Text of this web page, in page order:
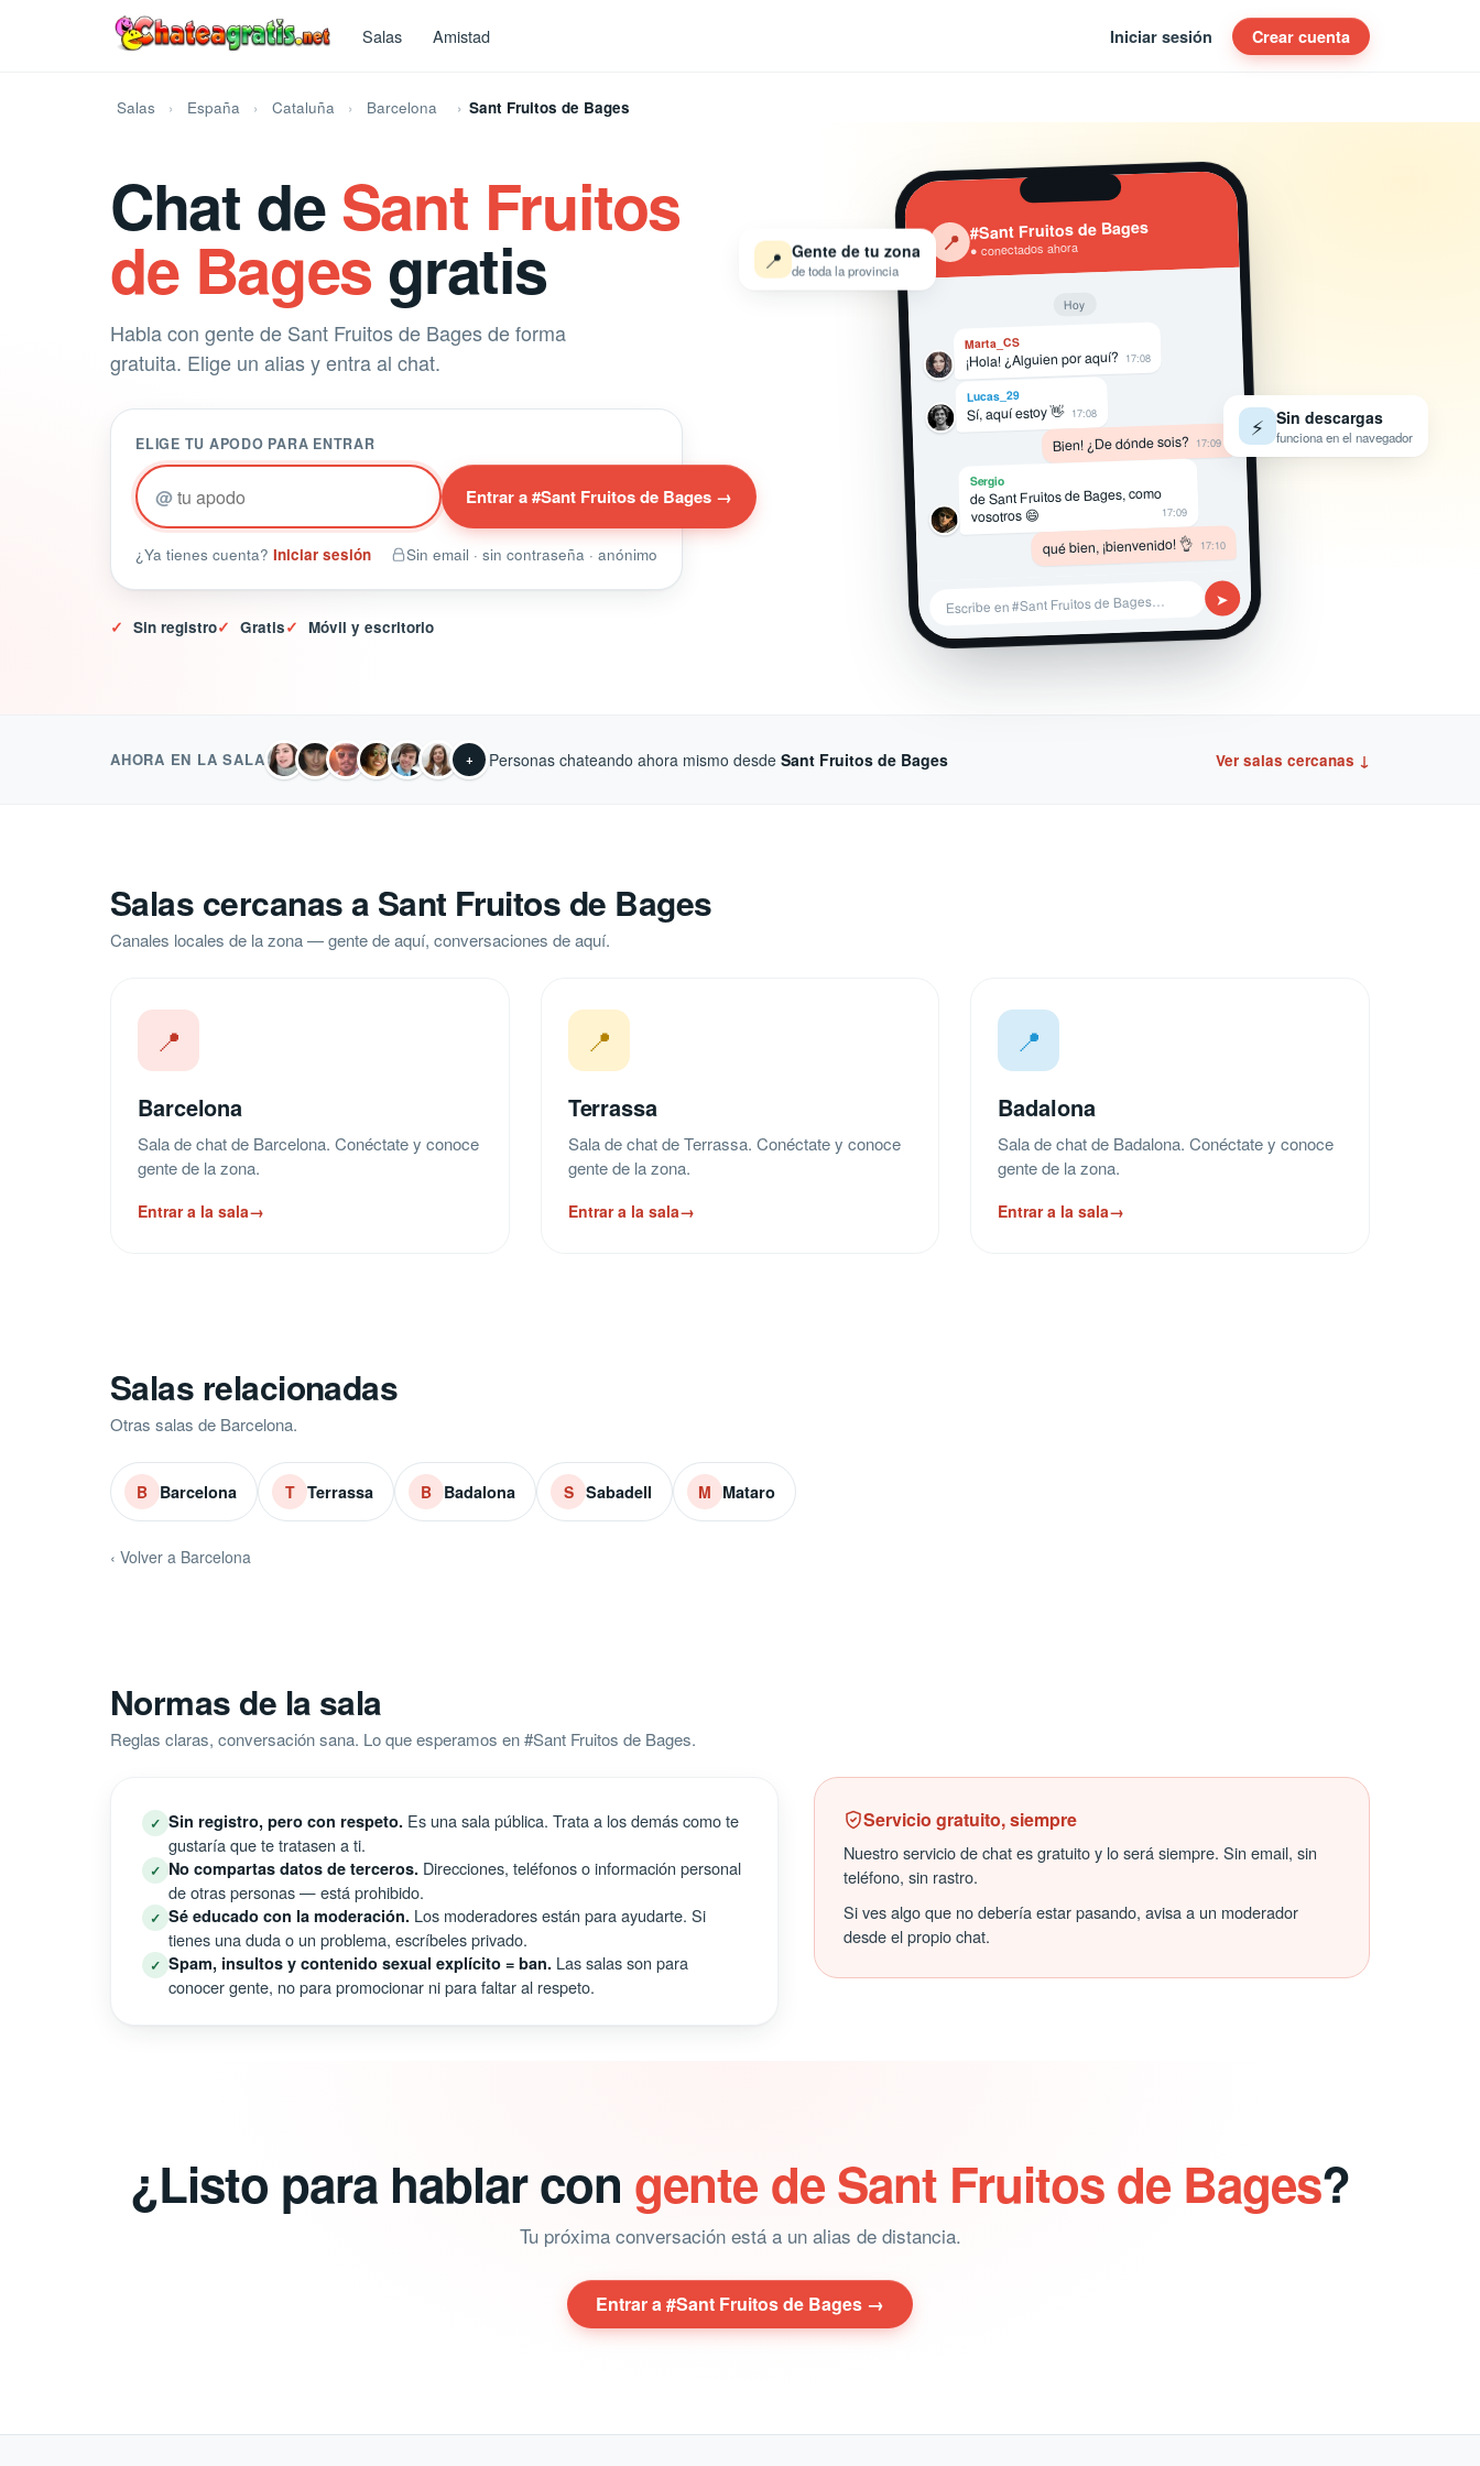
Salas Amistad Iniciar sesión Crear cuenta
Salas España Cataluña Barcelona Sant Fruitos de Bages
Chat deSant Fruitos
de Bages gratis
Habla con gente de Sant Fruitos de Bages de forma
gratuita. Elige un alias y entra al chat.
ELIGE TU APODO PARA ENTRAR
@ Entrar a #Sant Fruitos de Bages →
¿Ya tienes cuenta? Iniciar sesión Sin email · sin contraseña · anónimo
✓ Sin registro✓ Gratis✓ Móvil y escritorio
📍 #Sant Fruitos de Bages
● conectados ahora
Hoy
Marta_CS
¡Hola! ¿Alguien por aquí? 17:08
Lucas_29
Sí, aquí estoy 👋 17:08
Bien! ¿De dónde sois? 17:09
Sergio
de Sant Fruitos de Bages, como
vosotros 😄 17:09
qué bien, ¡bienvenido! 👌 17:10
Escribe en #Sant Fruitos de Bages… ➤
📍 Gente de tu zona
de toda la provincia
⚡ Sin descargas
funciona en el navegador
AHORA EN LA SALA + Personas chateando ahora mismo desdeSant Fruitos de Bages Ver salas cercanas ↓
Salas cercanas a Sant Fruitos de Bages
Canales locales de la zona — gente de aquí, conversaciones de aquí.
📍
Barcelona
Sala de chat de Barcelona. Conéctate y conoce
gente de la zona.
Entrar a la sala→
📍
Terrassa
Sala de chat de Terrassa. Conéctate y conoce
gente de la zona.
Entrar a la sala→
📍
Badalona
Sala de chat de Badalona. Conéctate y conoce
gente de la zona.
Entrar a la sala→
Salas relacionadas
Otras salas de Barcelona.
B Barcelona T Terrassa B Badalona S Sabadell M Mataro
‹ Volver a Barcelona
Normas de la sala
Reglas claras, conversación sana. Lo que esperamos en #Sant Fruitos de Bages.
✓ Sin registro, pero con respeto. Es una sala pública. Trata a los demás como te
gustaría que te tratasen a ti.
✓ No compartas datos de terceros. Direcciones, teléfonos o información personal
de otras personas — está prohibido.
✓ Sé educado con la moderación. Los moderadores están para ayudarte. Si
tienes una duda o un problema, escríbeles privado.
✓ Spam, insultos y contenido sexual explícito = ban. Las salas son para
conocer gente, no para promocionar ni para faltar al respeto.
Servicio gratuito, siempre
Nuestro servicio de chat es gratuito y lo será siempre. Sin email, sin
teléfono, sin rastro.
Si ves algo que no debería estar pasando, avisa a un moderador
desde el propio chat.
¿Listo para hablar con gente de Sant Fruitos de Bages?
Tu próxima conversación está a un alias de distancia.
Entrar a #Sant Fruitos de Bages →